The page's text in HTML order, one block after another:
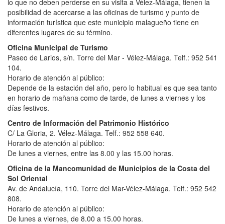
posibilidad de acercarse a las oficinas de turismo y punto de
información turística que este municipio malagueño tiene en
diferentes lugares de su término.
Oficina Municipal de Turismo
Paseo de Larios, s/n. Torre del Mar - Vélez-Málaga. Telf.: 952 541
104.
Horario de atención al público:
Depende de la estación del año, pero lo habitual es que sea tanto
en horario de mañana como de tarde, de lunes a viernes y los
días festivos.
Centro de Información del Patrimonio Histórico
C/ La Gloria, 2. Vélez-Málaga. Telf.: 952 558 640.
Horario de atención al público:
De lunes a viernes, entre las 8.00 y las 15.00 horas.
Oficina de la Mancomunidad de Municipios de la Costa del
Sol Oriental
Av. de Andalucía, 110. Torre del Mar-Vélez-Málaga. Telf.: 952 542
808.
Horario de atención al público:
De lunes a viernes, de 8.00 a 15.00 horas.